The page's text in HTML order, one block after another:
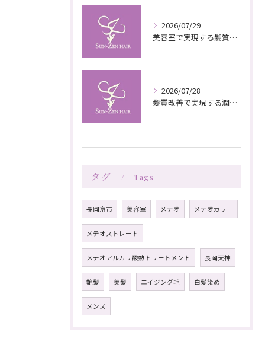
2026/07/29
美容室で実現する髪質改善の栄養補給技術
2026/07/28
髪質改善で実現する潤いと栄養のある美髪ケア
タグ Tags
長岡京市 美容室 メテオ メテオカラー
メテオストレート
メテオアルカリ酸熱トリートメント 長岡天神
艶髪 美髪 エイジング毛 白髪染め
メンズ